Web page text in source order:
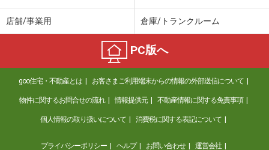
店舗/事業用 倉庫/トランクルーム
PC版へ
goo住宅・不動産とは お客さまご利用端末からの情報の外部送信について
物件に関するお問合せの流れ 情報提供元 不動産情報に関する免責事項
個人情報の取り扱いについて 消費税に関する表記について
プライバシーポリシー ヘルプ お問い合わせ 運営会社